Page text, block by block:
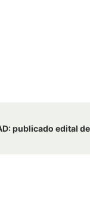
publicado edital